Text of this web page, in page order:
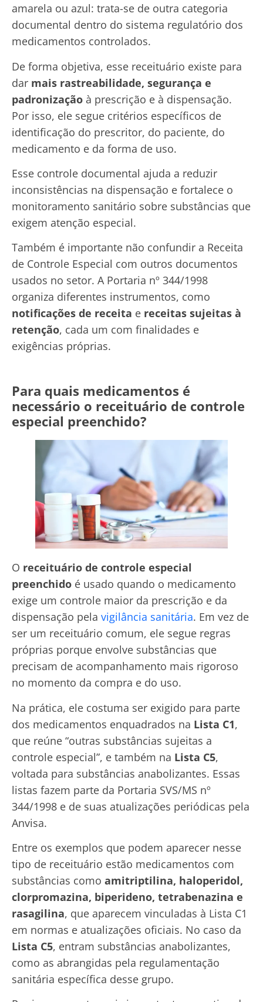
amarela ou azul: trata-se de outra categoria
documental dentro do sistema regulatório dos
medicamentos controlados.
De forma objetiva, esse receituário existe para
dar mais rastreabilidade, segurança e
padronização à prescrição e à dispensação.
Por isso, ele segue critérios específicos de
identificação do prescritor, do paciente, do
medicamento e da forma de uso.
Esse controle documental ajuda a reduzir
inconsistências na dispensação e fortalece o
monitoramento sanitário sobre substâncias que
exigem atenção especial.
Também é importante não confundir a Receita
de Controle Especial com outros documentos
usados no setor. A Portaria nº 344/1998
organiza diferentes instrumentos, como
notificações de receita e receitas sujeitas à
retenção, cada um com finalidades e
exigências próprias.
Para quais medicamentos é
necessário o receituário de controle
especial preenchido?
O receituário de controle especial
preenchido é usado quando o medicamento
exige um controle maior da prescrição e da
dispensação pela vigilância sanitária. Em vez de
ser um receituário comum, ele segue regras
próprias porque envolve substâncias que
precisam de acompanhamento mais rigoroso
no momento da compra e do uso.
Na prática, ele costuma ser exigido para parte
dos medicamentos enquadrados na Lista C1,
que reúne “outras substâncias sujeitas a
controle especial”, e também na Lista C5,
voltada para substâncias anabolizantes. Essas
listas fazem parte da Portaria SVS/MS nº
344/1998 e de suas atualizações periódicas pela
Anvisa.
Entre os exemplos que podem aparecer nesse
tipo de receituário estão medicamentos com
substâncias como amitriptilina, haloperidol,
clorpromazina, biperideno, tetrabenazina e
rasagilina, que aparecem vinculadas à Lista C1
em normas e atualizações oficiais. No caso da
Lista C5, entram substâncias anabolizantes,
como as abrangidas pela regulamentação
sanitária específica desse grupo.